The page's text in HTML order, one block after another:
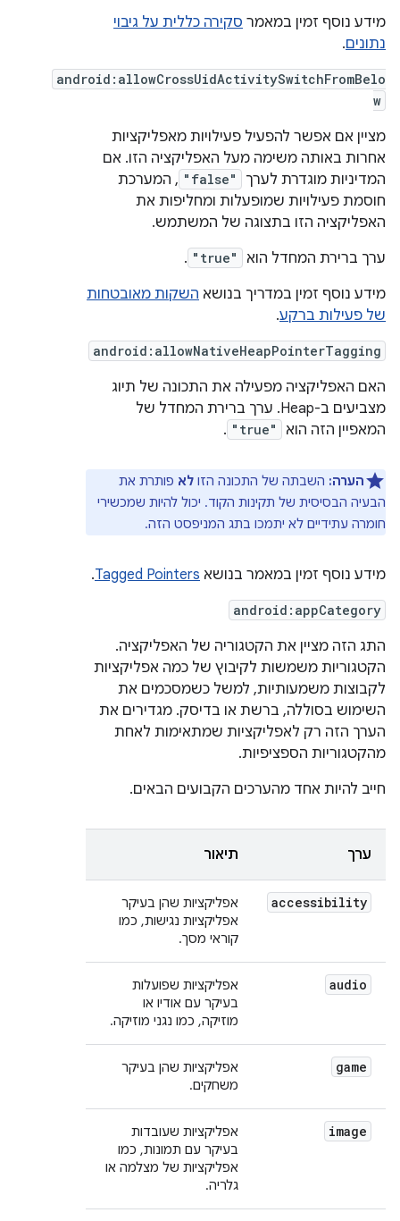
מידע נוסף זמין במאמר סקירה כללית על גיבוי
נתונים.
android:allowCrossUidActivitySwitchFromBelo
w
מציין אם אפשר להפעיל פעילויות מאפליקציות
אחרות באותה משימה מעל האפליקציה הזו. אם
המדיניות מוגדרת לערך
"false" , המערכת
חוסמת פעילויות שמופעלות ומחליפות את
האפליקציה הזו בתצוגה של המשתמש.
ערך ברירת המחדל הוא
"true"
.
מידע נוסף זמין במדריך בנושא השקות מאובטחות
של פעילות ברקע.
android:allowNativeHeapPointerTagging
האם האפליקציה מפעילה את התכונה של תיוג
מצביעים ב-Heap. ערך ברירת המחדל של
המאפיין הזה הוא
"true"
.
הערה: השבתה של התכונה הזו לא פותרת את
הבעיה הבסיסית של תקינות הקוד. יכול להיות שמכשירי
חומרה עתידיים לא יתמכו בתג המניפסט הזה.
מידע נוסף זמין במאמר בנושא Tagged Pointers
.
android:appCategory
התג הזה מציין את הקטגוריה של האפליקציה.
הקטגוריות משמשות לקיבוץ של כמה אפליקציות
לקבוצות משמעותיות, למשל כשמסכמים את
השימוש בסוללה, ברשת או בדיסק. מגדירים את
הערך הזה רק לאפליקציות שמתאימות לאחת
מהקטגוריות הספציפיות.
חייב להיות אחד מהערכים הקבועים הבאים.
ערך תיאור
accessibility
אפליקציות שהן בעיקר
אפליקציות נגישות, כמו
קוראי מסך.
audio
אפליקציות שפועלות
בעיקר עם אודיו או
מוזיקה, כמו נגני מוזיקה.
game
אפליקציות שהן בעיקר
משחקים.
image
אפליקציות שעובדות
בעיקר עם תמונות, כמו
אפליקציות של מצלמה או
גלריה.